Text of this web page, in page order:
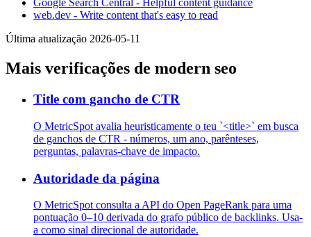
Google Search Central - Helpful content guidance
web.dev - Write content that's easy to read
Última atualização 2026-05-11
Mais verificações de modern seo
Title com gancho de CTR
O MetricSpot avalia heuristicamente o teu `<title>` em busca
de ganchos de CTR - números, um ano, parênteses,
perguntas, palavras-chave de impacto.
Autoridade da página
O MetricSpot consulta a API do Open PageRank para uma
pontuação 0–10 derivada do grafo público de backlinks. Usa-
a como sinal direcional de autoridade.